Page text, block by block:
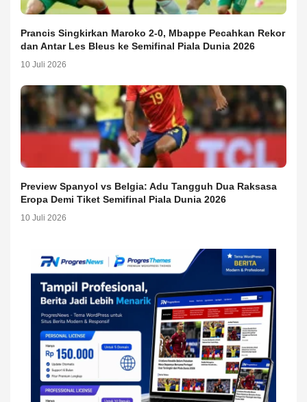
Prancis Singkirkan Maroko 2-0, Mbappe Pecahkan Rekor
dan Antar Les Bleus ke Semifinal Piala Dunia 2026
10 Juli 2026
Preview Spanyol vs Belgia: Adu Tangguh Dua Raksasa
Eropa Demi Tiket Semifinal Piala Dunia 2026
10 Juli 2026